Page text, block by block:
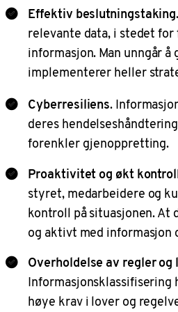
Effektiv beslutningstaking
relevante data, i stedet
informasjon. Man unngår å
implementerer heller
Cyberresiliens.
deres
forenkler gjenoppretting.
Proaktivitet og økt
styret, medarbeidere og
kontroll på situasjonen.
og aktivt med informasjon
Overholdelse av regler og
høye krav i lover og